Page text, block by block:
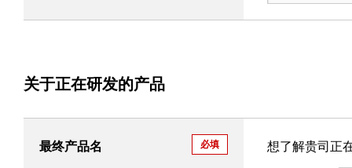
关于正在研发的产品
最终产品名 必填 想了解贵司正